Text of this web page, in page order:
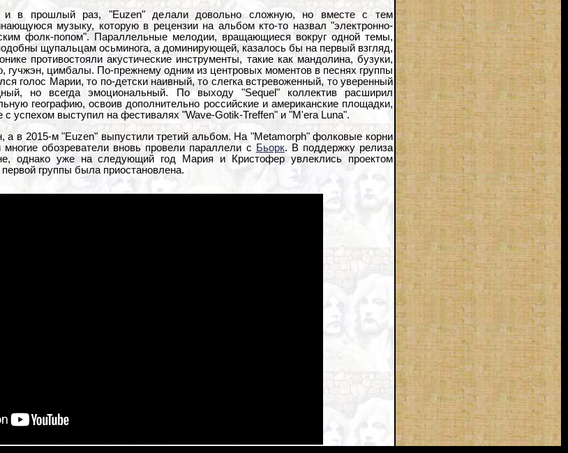
и в прошлый раз, "Euzen" делали довольно сложную, но вместе с тем
музыку, которую в рецензии на альбом кто-то назвал "электронно-
фолк-попом". Параллельные мелодии, вращающиеся вокруг одной темы,
щупальцам осьминога, а доминирующей, казалось бы на первый взгляд,
противостояли акустические инструменты, такие как мандолина, бузуки,
гучжэн, цимбалы. По-прежнему одним из центровых моментов в песнях группы
голос Марии, то по-детски наивный, то слегка встревоженный, то уверенный
но всегда эмоциональный. По выходу "Sequel" коллектив расширил
географию, освоив дополнительно российские и американские площадки,
с успехом выступил на фестивалях "Wave-Gotik-Treffen" и "M'era Luna".
в 2015-м "Euzen" выпустили третий альбом. На "Metamorph" фолковые корни
обозреватели вновь провели параллели с Бьорк. В поддержку релиза
однако уже на следующий год Мария и Кристофер увлеклись проектом
группы была приостановлена.